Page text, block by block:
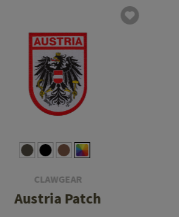
CLAWGEAR
Austria Patch